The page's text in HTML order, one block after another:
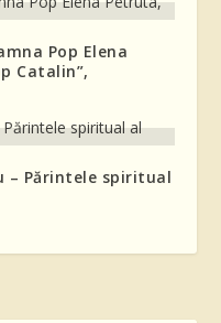
Pop Elena
Catalin”,
– Părintele spiritual